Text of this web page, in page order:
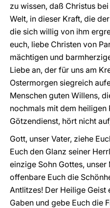
zu wissen, daß Christus
Welt, in dieser Kraft, die
die sich willig von ihm
euch, liebe Christen von
mächtigen und
Liebe an, der für uns am
Ostermorgen siegreich
Menschen guten Willens,
nochmals mit dem heiligen
Götzendienst, hört nicht
Gott, unser Vater, ziehe
Euch den Glanz seiner
einzige Sohn Gottes, unser
offenbare Euch die
Antlitzes! Der Heilige Geist
Gaben und gebe Euch die